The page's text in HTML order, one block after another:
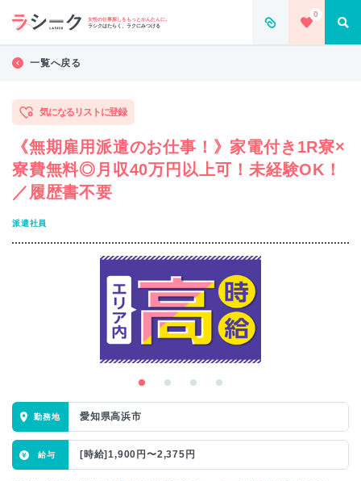
女性の仕事探しをもっとかんたんに。
ラシクはたらく、ラクにみつける
0
一覧へ戻る
気になるリストに登録
《無期雇用派遣のお仕事！》家電付き1R寮×
寮費無料◎月収40万円以上可！未経験OK！
／履歴書不要
派遣社員
愛知県高浜市
[時給]1,900円〜2,375円